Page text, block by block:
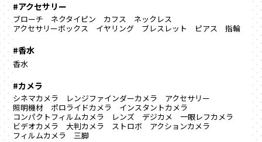
#アクセサリー
ブローチ ネクタイピン カフス
ネックレス
アクセサリーボックス
イヤリング ブレスレット ピアス 指輪
#香水
香水
#カメラ
シネマカメラ レンジファインダーカメラ
アクセサリー
照明機材
ポロライドカメラ
インスタントカメラ
コンパクトフィルムカメラ
レンズ デジカメ
一眼レフカメラ
ビデオカメラ
大判カメラ ストロボ
アクションカメラ
フィルムカメラ
三脚